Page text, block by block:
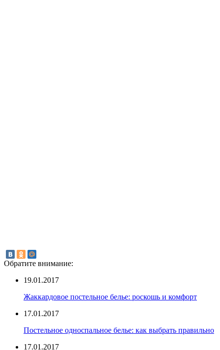
Обратите внимание:
19.01.2017
Жаккардовое постельное белье: роскошь и комфорт
17.01.2017
Постельное односпальное белье: как выбрать правильно
17.01.2017